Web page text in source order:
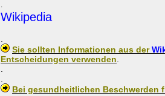
.
Wikipedia
Sie sollten Informationen aus der
Entscheidungen verwenden
Bei gesundheitlichen Beschwerden